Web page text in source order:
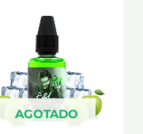
AGOTADO